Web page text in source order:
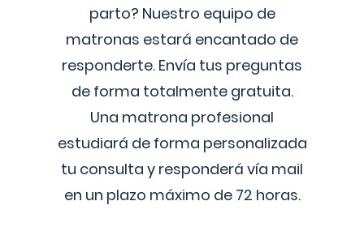
parto? Nuestro equipo de
matronas estará encantado de
responderte. Envía tus preguntas
de forma totalmente gratuita.
Una matrona profesional
estudiará de forma personalizada
tu consulta y responderá vía mail
en un plazo máximo de 72 horas.